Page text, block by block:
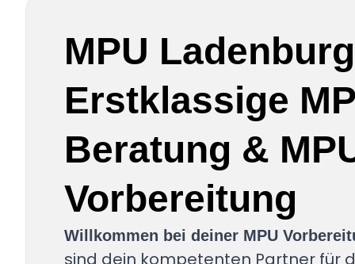
MPU
Erstklassige
Beratung &
Vorbereitung
Willkommen bei deiner MPU
sind dein kompetenten Partner für